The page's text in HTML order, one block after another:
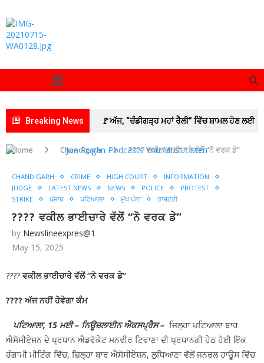
Breaking News 🚩ਅੱਜ, “ਚੰਡੀਗੜ੍ਹ ਮਹਾਂ ਰੈਲੀ” ਵਿੱਚ ਸ਼ਾਮਲ ਹੋਣ ਲਈ
ਡੀ.ਸੀ. ਦਫ਼ਤਰ ਯੂਨੀਅਨ ਪਟਿਆਲਾ ਦੇ ਕਰਮਚਾਰੀ
ਬਾਅਦ ਸਮੂਹਿਕ ਛੁੱਟੀ ਲੈ ਕੇ ਚੰਡੀਗੜ੍ਹ ਵੱਲ ਕੂਚ ਅੱਜ
🚩 ਗੁਰਬਾਣੀ ਦੇ ਲਾਈਵ ਪ੍ਰਸਾਰਣ ’ਤੇ ਵਧਿਆ ਵਿਵਾਦ;
SGPC ਵੱਲੋਂ GTC ਚੈਨਲ ਨੂੰ ਲੀਗਲ ਨੋਟਿਸ ਜਾਰੀ
ਸਵਾਗਤ : ਗੁਰਵਿੰਦਰ ਕਾਂਸਲ 🚩 ਵਿਦਿਆਰਥੀਆਂ
ਤੇ ਆਮ ਲੋਕਾਂ ਨੇ ਪੰਜਾਬ ਪ੍ਰਦੂਸ਼ਣ ਰੋਕਥਾਮ ਬੋਰਡ ਅਤੇ ਨਗਰ
Home Chandigarh ???? ਵਕੀਲ ਭਾਈਚਾਰੇ ਵੱਲੋਂ “ਨੋ ਵਰਕ ਡੇ”
CHANDIGARH CRIME HIGH COURT
INFORMATION
JUDGE
LATEST NEWS NEWS POLICE
PROTEST
STRIKE
ਪੰਜਾਬ ਪਟਿਆਲ਼ਾ ਮੁੱਖ ਪੰਨਾ ਰਾਸ਼ਟਰੀ
???? ਵਕੀਲ ਭਾਈਚਾਰੇ ਵੱਲੋਂ “ਨੋ ਵਰਕ ਡੇ”
by Newslineexpres@1
May 15, 2025
???? ਵਕੀਲ ਭਾਈਚਾਰੇ ਵੱਲੋਂ “ਨੋ ਵਰਕ ਡੇ”
???? ਅੱਜ ਨਹੀਂ ਹੋਵੇਗਾ ਕੰਮ
ਪਟਿਆਲਾ, 15 ਮਈ – ਨਿਊਜ਼ਲਾਈਨ ਐਕਸਪ੍ਰੈਸ – ਜਿਲ੍ਹਾ ਪਟਿਆਲਾ ਬਾਰ
ਐਸੋਸੀਏਸ਼ਨ ਦੇ ਪ੍ਰਧਾਨ ਐਡਵੋਕੇਟ ਮਨਵੀਰ ਟਿਵਾਣਾ ਦੀ ਪ੍ਰਧਾਨਗੀ ਹੇਠ ਹੋਈ ਇੱਕ
ਹੰਗਾਮੀ ਮੀਟਿੰਗ ਵਿੱਚ, ਜ਼ਿਲ੍ਹਾ ਬਾਰ ਐਸੋਸੀਏਸ਼ਨ, ਲੁਧਿਆਣਾ ਵੱਲੋਂ ਜਨਰਲ ਹਾਊਸ ਵਿੱਚ